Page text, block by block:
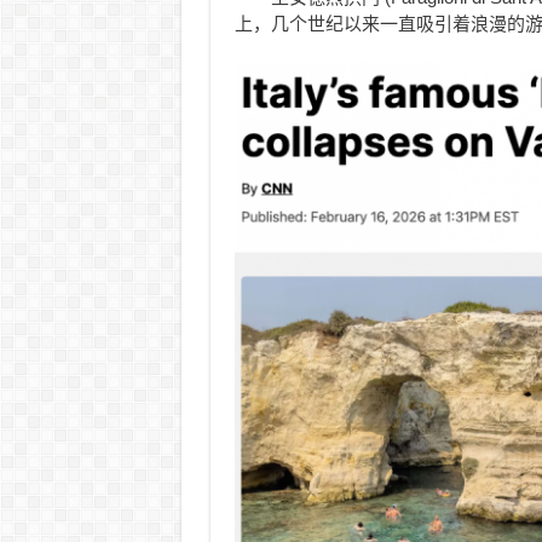
上，几个世纪以来一直吸引着浪漫的